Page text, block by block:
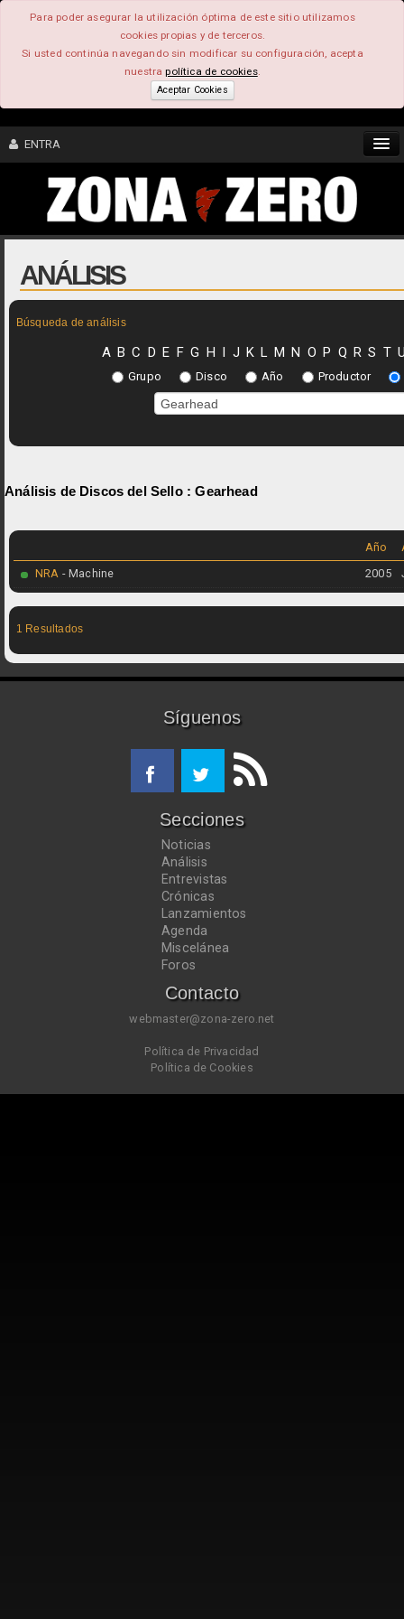
Para poder asegurar la utilización óptima de este sitio utilizamos
cookies propias y de terceros.
Si usted continúa navegando sin modificar su configuración, acepta
nuestrapolítica de cookies.
Aceptar Cookies
ENTRA
CONTENIDO
COMUNIDAD
FEEEDBACK
ANÁLISIS
Búsqueda de análisis
A B C D E F G H I J K L M N O P Q R S T
Grupo Disco Año Productor
Análisis de Discos del Sello :Gearhead
Año
NRA - Machine 2005
1 Resultados
Síguenos
Secciones
Noticias
Análisis
Entrevistas
Crónicas
Lanzamientos
Agenda
Miscelánea
Foros
Contacto
webmaster@zona-zero.net
Política de Privacidad
Política de Cookies